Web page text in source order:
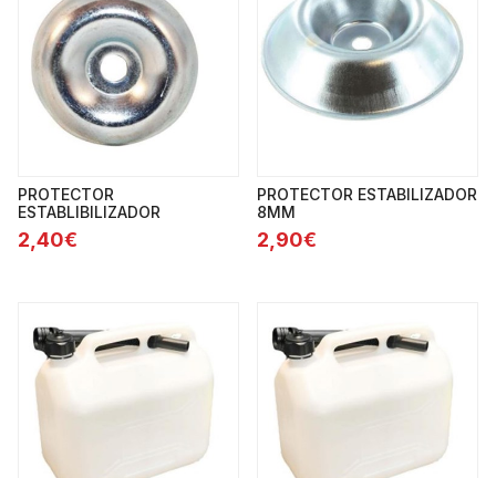
PROTECTOR
ESTABLIBILIZADOR
2,40€
PROTECTOR ESTABILIZADOR
8MM
2,90€